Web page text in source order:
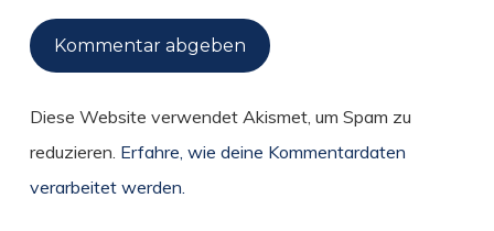
Diese Website verwendet Akismet, um Spam zu
reduzieren. Erfahre, wie deine Kommentardaten
verarbeitet werden.